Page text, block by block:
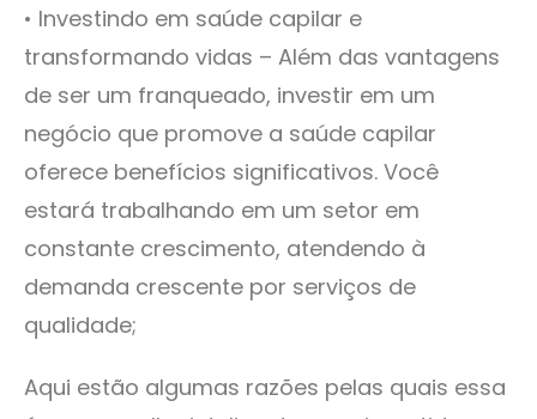
• Investindo em saúde capilar e
transformando vidas – Além das vantagens
de ser um franqueado, investir em um
negócio que promove a saúde capilar
oferece benefícios significativos. Você
estará trabalhando em um setor em
constante crescimento, atendendo à
demanda crescente por serviços de
qualidade;
Aqui estão algumas razões pelas quais essa